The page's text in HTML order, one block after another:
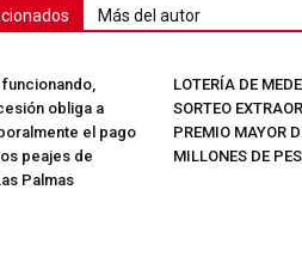
Más del autor
obliga a
el pago
peajes de
Palmas
LOTERÍA DE
SORTEO
PREMIO MAYOR
MILLONES DE